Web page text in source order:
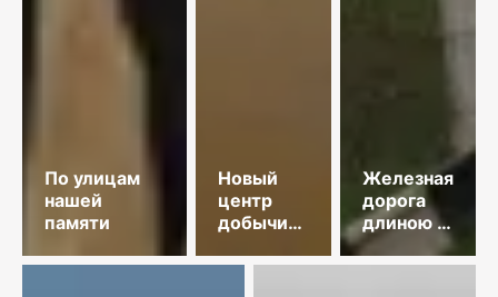
По улицам
нашей
памяти
Новый
центр
добычи
Железная
дорога
длиною в
35 лет